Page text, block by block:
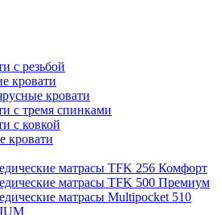
с резьбой
кровати
кровати
с тремя спинками
с ковкой
кровати
матрасы TFK 256 Комфорт
матрасы TFK 500 Премиум
матрасы Multipocket 510